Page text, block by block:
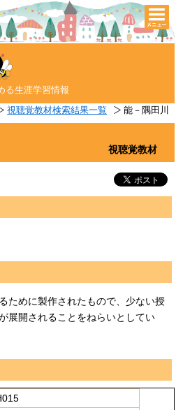
る生涯学習情報
視聴覚教材検索結果一覧 能－隅田川
視聴覚教材
ために製作されたもので、少ない授
展開されることをねらいとしてい